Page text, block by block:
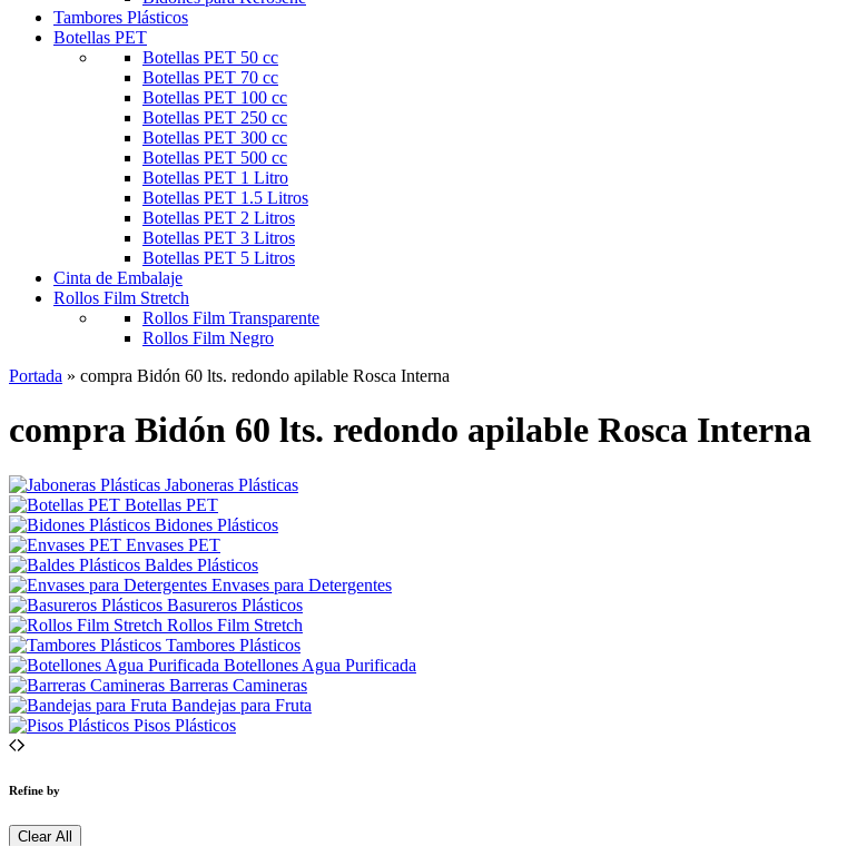
Tambores Plásticos
Botellas PET
Botellas PET 50 cc
Botellas PET 70 cc
Botellas PET 100 cc
Botellas PET 250 cc
Botellas PET 300 cc
Botellas PET 500 cc
Botellas PET 1 Litro
Botellas PET 1.5 Litros
Botellas PET 2 Litros
Botellas PET 3 Litros
Botellas PET 5 Litros
Cinta de Embalaje
Rollos Film Stretch
Rollos Film Transparente
Rollos Film Negro
Portada » compra Bidón 60 lts. redondo apilable Rosca Interna
compra Bidón 60 lts. redondo apilable Rosca Interna
Jaboneras Plásticas
Botellas PET
Bidones Plásticos
Envases PET
Baldes Plásticos
Envases para Detergentes
Basureros Plásticos
Rollos Film Stretch
Tambores Plásticos
Botellones Agua Purificada
Barreras Camineras
Bandejas para Fruta
Pisos Plásticos
Refine by
Clear All